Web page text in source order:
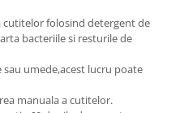
cutitelor folosind detergent de
bacteriile si resturile de
umede,acest lucru poate
manuala a cutitelor.